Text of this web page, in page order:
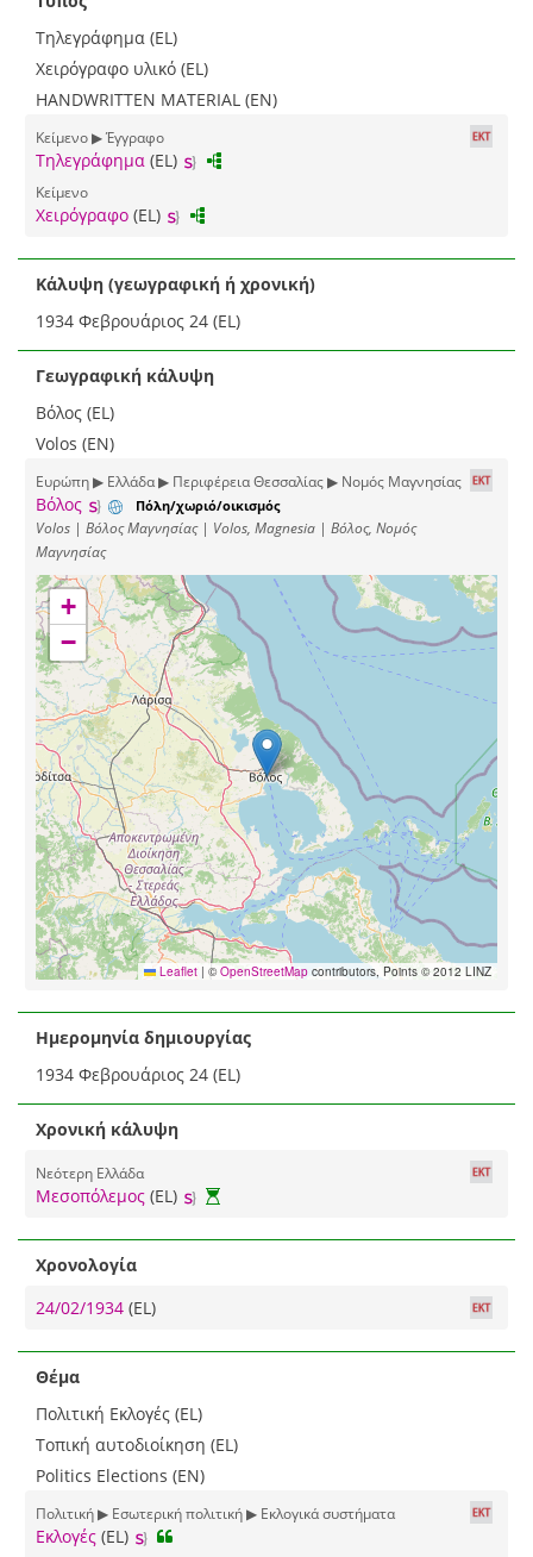
Τηλεγράφημα (EL)
Χειρόγραφο υλικό (EL)
HANDWRITTEN MATERIAL (EN)
Κείμενο ▶ Έγγραφο
Τηλεγράφημα (EL)
Κείμενο
Χειρόγραφο (EL)
Κάλυψη (γεωγραφική ή χρονική)
1934 Φεβρουάριος 24 (EL)
Γεωγραφική κάλυψη
Βόλος (EL)
Volos (EN)
Ευρώπη ▶ Ελλάδα ▶ Περιφέρεια Θεσσαλίας ▶ Νομός Μαγνησίας
Βόλος Πόλη/χωριό/οικισμός
Volos | Βόλος Μαγνησίας | Volos, Magnesia | Βόλος, Νομός
Μαγνησίας
+
−
Leaflet | ©OpenStreetMap contributors, Points © 2012 LINZ
Ημερομηνία δημιουργίας
1934 Φεβρουάριος 24 (EL)
Χρονική κάλυψη
Νεότερη Ελλάδα
Μεσοπόλεμος (EL)
Χρονολογία
24/02/1934 (EL)
Θέμα
Πολιτική Εκλογές (EL)
Τοπική αυτοδιοίκηση (EL)
Politics Elections (EN)
Πολιτική ▶ Εσωτερική πολιτική ▶ Εκλογικά συστήματα
Εκλογές (EL)